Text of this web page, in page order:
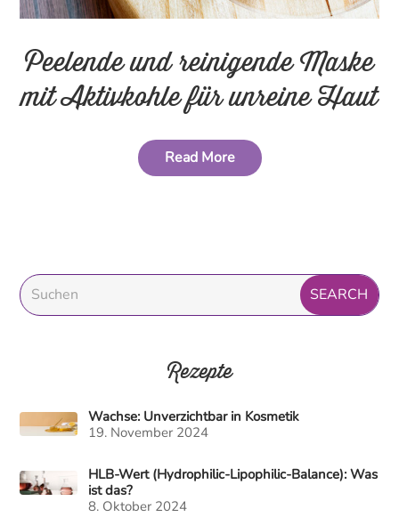
Peelende und reinigende Maske
mit Aktivkohle für unreine Haut
Read More
Rezepte
Wachse: Unverzichtbar in Kosmetik
19. November 2024
HLB-Wert (Hydrophilic-Lipophilic-Balance): Was
ist das?
8. Oktober 2024